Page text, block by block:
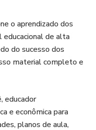
o aprendizado dos
educacional de alta
do sucesso dos
material completo e
educador
e econômica para
planos de aula,